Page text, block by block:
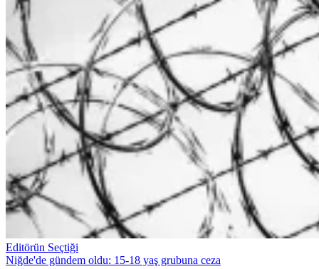
Editörün Seçtiği
Niğde'de gündem oldu: 15-18 yaş grubuna ceza